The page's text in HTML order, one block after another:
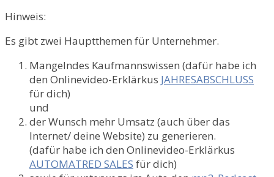
Hinweis:
Es gibt zwei Hauptthemen für Unternehmer.
Mangelndes Kaufmannswissen (dafür habe ich
den Onlinevideo-Erklärkus JAHRESABSCHLUSS
für dich)
und
der Wunsch mehr Umsatz (auch über das
Internet/ deine Website) zu generieren.
(dafür habe ich den Onlinevideo-Erklärkus
AUTOMATRED SALES für dich)